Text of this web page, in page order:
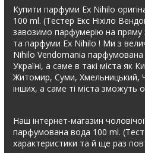
Купити парфуми Ex Nihilo
100 ml. (Тестер Екс Ніхіло
завозимо парфумерію на пряму
та парфуми Ex Nihilo ! Ми з
Nihilo Vendomania
Україні, а саме в такі міста як
Житомир, Суми, Хмельницький,
інших, а саме ті міста
Наш інтернет-магазин
парфумована вода 100 ml.
характеристики та й ще раз